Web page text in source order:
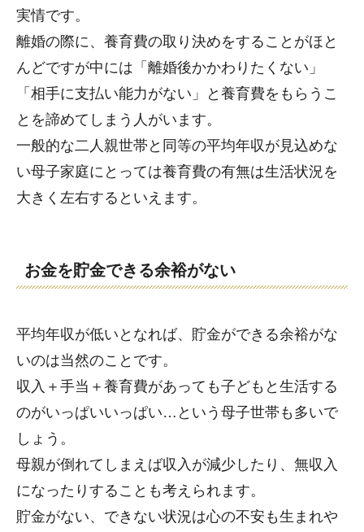
実情です。
離婚の際に、養育費の取り決めをすることがほと
んどですが中には「離婚後かかわりたくない」
「相手に支払い能力がない」と養育費をもらうこ
とを諦めてしまう人がいます。
一般的な二人親世帯と同等の平均年収が見込めな
い母子家庭にとっては養育費の有無は生活状況を
大きく左右するといえます。
お金を貯金できる余裕がない
平均年収が低いとなれば、貯金ができる余裕がな
いのは当然のことです。
収入＋手当＋養育費があっても子どもと生活する
のがいっぱいいっぱい…という母子世帯も多いで
しょう。
母親が倒れてしまえば収入が減少したり、無収入
になったりすることも考えられます。
貯金がない、できない状況は心の不安も生まれや